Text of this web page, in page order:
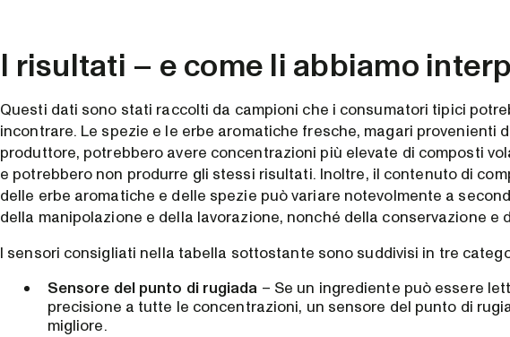
I risultati – e come li abbiamo
Questi dati sono stati raccolti da campioni che i consumatori tipici
incontrare. Le spezie e le erbe aromatiche fresche, magari provenienti
produttore, potrebbero avere concentrazioni più elevate di composti
e potrebbero non produrre gli stessi risultati. Inoltre, il contenuto di
delle erbe aromatiche e delle spezie può variare notevolmente a
della manipolazione e della lavorazione, nonché della conservazione e
I sensori consigliati nella tabella sottostante sono suddivisi in tre
Sensore del punto di rugiada – Se un ingrediente può essere
precisione a tutte le concentrazioni, un sensore del punto di
migliore.